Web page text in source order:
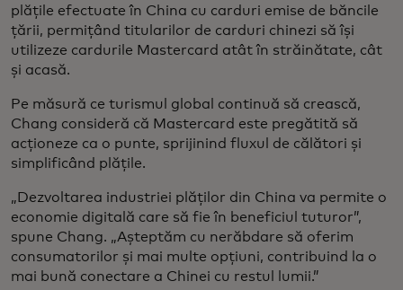
plățile efectuate în China cu carduri emise de băncile
țării, permițând titularilor de carduri chinezi să își
utilizeze cardurile Mastercard atât în străinătate, cât
și acasă.
Pe măsură ce turismul global continuă să crească,
Chang consideră că Mastercard este pregătită să
acționeze ca o punte, sprijinind fluxul de călători și
simplificând plățile.
„Dezvoltarea industriei plăților din China va permite o
economie digitală care să fie în beneficiul tuturor”,
spune Chang. „Așteptăm cu nerăbdare să oferim
consumatorilor și mai multe opțiuni, contribuind la o
mai bună conectare a Chinei cu restul lumii.”